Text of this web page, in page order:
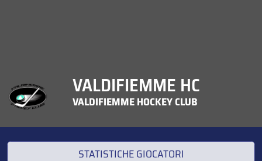
VALDIFIEMME HC
VALDIFIEMME HOCKEY CLUB
STATISTICHE GIOCATORI